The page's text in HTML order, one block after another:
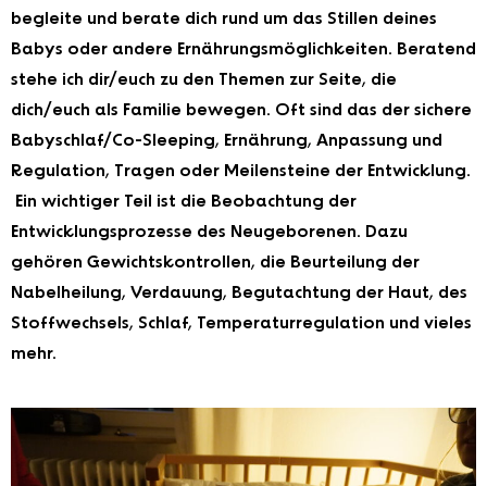
begleite und berate dich rund um das Stillen deines
Babys oder andere Ernährungsmöglichkeiten. Beratend
stehe ich dir/euch zu den Themen zur Seite, die
dich/euch als Familie bewegen. Oft sind das der sichere
Babyschlaf/Co-Sleeping, Ernährung, Anpassung und
Regulation, Tragen oder Meilensteine der Entwicklung.
Ein wichtiger Teil ist die Beobachtung der
Entwicklungsprozesse des Neugeborenen. Dazu
gehören Gewichtskontrollen, die Beurteilung der
Nabelheilung, Verdauung, Begutachtung der Haut, des
Stoffwechsels, Schlaf, Temperaturregulation und vieles
mehr.